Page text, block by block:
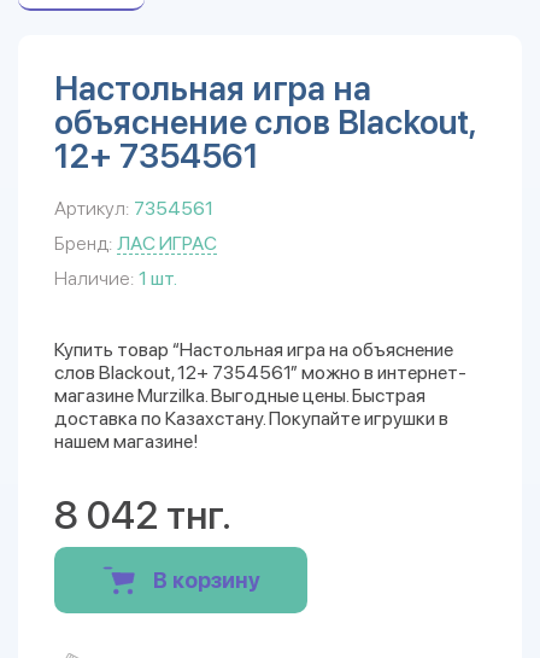
Настольная игра на
объяснение слов Blackout,
12+ 7354561
Артикул: 7354561
Бренд: ЛАС ИГРАС
Наличие: 1 шт.
Купить товар “Настольная игра на объяснение
слов Blackout, 12+ 7354561” можно в интернет-
магазине Murzilka. Выгодные цены. Быстрая
доставка по Казахстану. Покупайте игрушки в
нашем магазине!
8 042 тнг.
В корзину